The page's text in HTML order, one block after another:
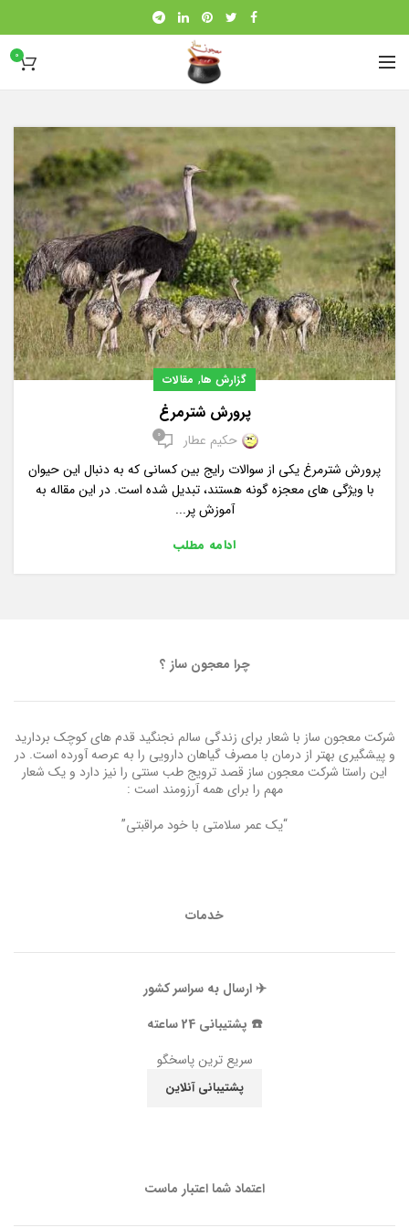
0
گزارش ها, مقالات
پرورش شترمرغ
حکیم عطار 0
پرورش شترمرغ یکی از سوالات رایج بین کسانی که به دنبال این حیوان
با ویژگی های معجزه گونه هستند، تبدیل شده است. در این مقاله به
آموزش پر...
ادامه مطلب
چرا معجون ساز ؟
شرکت معجون ساز با شعار برای زندگی سالم نجنگید قدم های کوچک بردارید
و پیشگیری بهتر از درمان با مصرف گیاهان دارویی را به عرصه آورده است. در
این راستا شرکت معجون ساز قصد ترویج طب سنتی را نیز دارد و یک شعار
مهم را برای همه آرزومند است :
“یک عمر سلامتی با خود مراقبتی”
خدمات
✈️ ارسال به سراسر کشور
☎️ پشتیبانی 24 ساعته
سریع ترین پاسخگو
پشتیبانی آنلاین
اعتماد شما اعتبار ماست